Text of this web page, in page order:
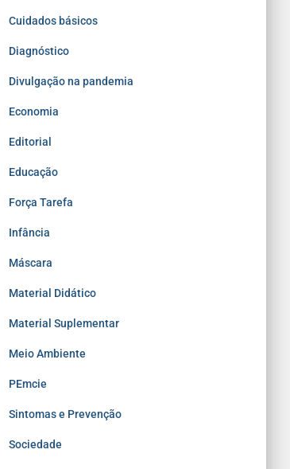
Cuidados básicos
Diagnóstico
Divulgação na pandemia
Economia
Editorial
Educação
Força Tarefa
Infância
Máscara
Material Didático
Material Suplementar
Meio Ambiente
PEmcie
Sintomas e Prevenção
Sociedade